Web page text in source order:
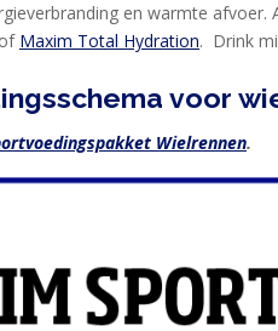
en warmte
of Maxim Total Hydration. Drink
voor
Wielrennen.